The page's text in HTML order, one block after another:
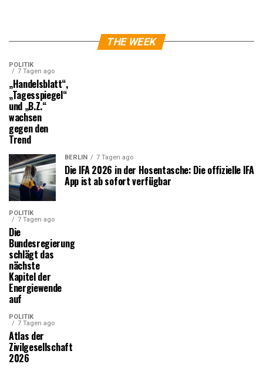
THE WEEK
POLITIK
7 Tagen ago
„Handelsblatt“,
„Tagesspiegel“
und „B.Z.“
wachsen
gegen den
Trend
BERLIN 7 Tagen ago
Die IFA 2026 in der Hosentasche: Die offizielle IFA
App ist ab sofort verfügbar
POLITIK
7 Tagen ago
Die
Bundesregierung
schlägt das
nächste
Kapitel der
Energiewende
auf
POLITIK
7 Tagen ago
Atlas der
Zivilgesellschaft
2026